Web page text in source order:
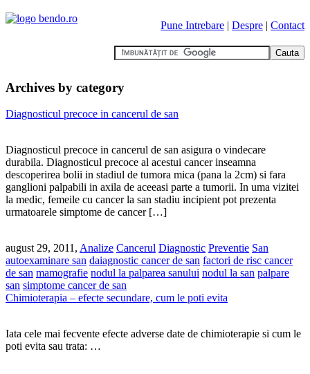
Pune Intrebare | Despre | Contact
Archives by category
Diagnosticul precoce in cancerul de san
Diagnosticul precoce in cancerul de san asigura o vindecare
durabila. Diagnosticul precoce al acestui cancer inseamna
descoperirea bolii in stadiul de tumora mica (pana la 2cm) si fara
ganglioni palpabili in axila de aceeasi parte a tumorii. In uma vizitei
la medic, femeile cu cancer la san stadiu incipient pot prezenta
urmatoarele simptome de cancer […]
august 29, 2011, Analize Cancerul Diagnostic Preventie San
autoexaminare san daiagnostic cancer de san factori de risc cancer
de san mamografie nodul la palparea sanului nodul la san palpare
san simptome cancer de san
Chimioterapia – efecte secundare, cum le poti evita
Iata cele mai fecvente efecte adverse date de chimioterapie si cum le
poti evita sau trata: …